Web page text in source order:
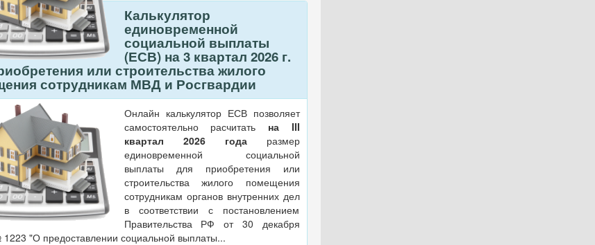
Калькулятор
единовременной
социальной выплаты
(ЕСВ) на 3 квартал 2026 г.
или строительства жилого
сотрудникам МВД и Росгвардии
Онлайн калькулятор ЕСВ позволяет
самостоятельно расчитать на III
квартал 2026 годаразмер
единовременной социальной
выплаты для приобретения или
строительства жилого помещения
сотрудникам органов внутренних дел
в соответствии с постановлением
Правительства РФ от 30 декабря
"О предоставлении социальной выплаты...